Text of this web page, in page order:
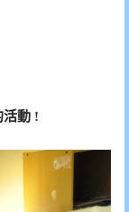
活動 !